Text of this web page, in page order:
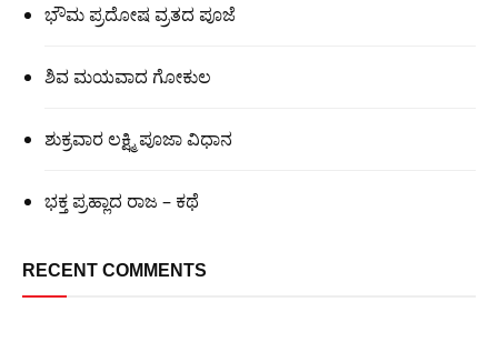
ಭೌಮ ಪ್ರದೋಷ ವ್ರತದ ಪೂಜೆ
ಶಿವ ಮಯವಾದ ಗೋಕುಲ
ಶುಕ್ರವಾರ ಲಕ್ಷ್ಮಿ ಪೂಜಾ ವಿಧಾನ
ಭಕ್ತ ಪ್ರಹ್ಲಾದ ರಾಜ – ಕಥೆ
RECENT COMMENTS